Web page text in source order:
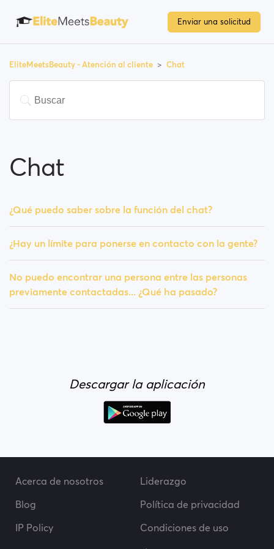
Enviar una solicitud
EliteMeetsBeauty - Atención al cliente Chat
Chat
¿Qué puedo saber sobre la función del chat?
¿Hay un límite para ponerse en contacto con la gente?
No puedo encontrar una persona entre las personas
previamente contactadas... ¿Qué ha pasado?
Descargar la aplicación
Acerca de nosotros
Liderazgo
Blog
Política de privacidad
IP Policy
Condiciones de uso